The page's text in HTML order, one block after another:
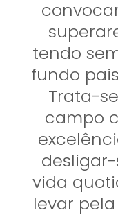
tendo
fundo
Trata-
campo
vida
levar